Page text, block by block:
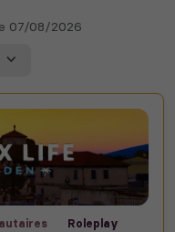
07/08/2026
Roleplay